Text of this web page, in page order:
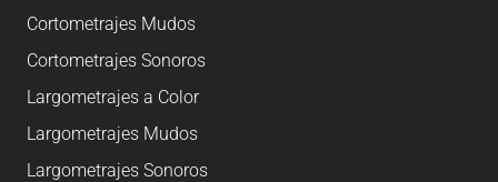
Cortometrajes Mudos
Cortometrajes Sonoros
Largometrajes a Color
Largometrajes Mudos
Largometrajes Sonoros